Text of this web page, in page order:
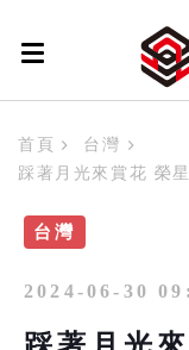
首頁
台灣
踩著月光來賞花 榮
台灣
2024-06-30